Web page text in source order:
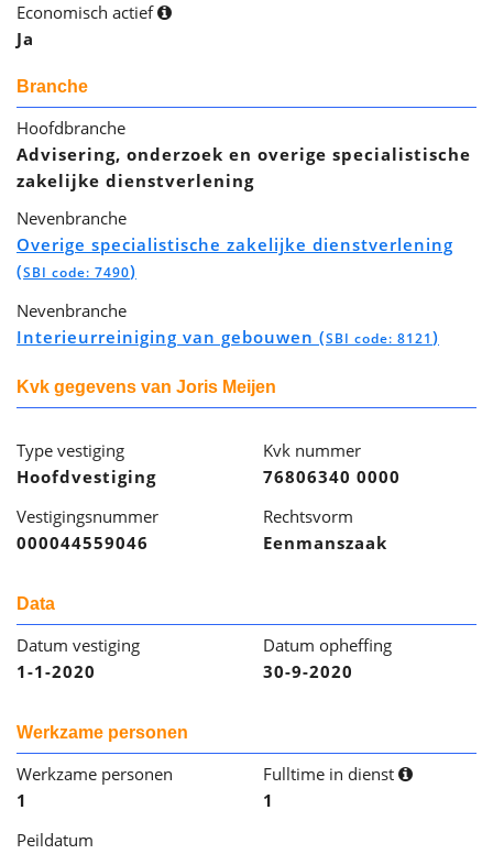
Economisch actief
Ja
Branche
Hoofdbranche
Advisering, onderzoek en overige specialistische
zakelijke dienstverlening
Nevenbranche
Overige specialistische zakelijke dienstverlening
(SBI code: 7490)
Nevenbranche
Interieurreiniging van gebouwen (SBI code: 8121)
Kvk gegevens van Joris Meijen
Type vestiging
Hoofdvestiging
Kvk nummer
76806340 0000
Vestigingsnummer
000044559046
Rechtsvorm
Eenmanszaak
Data
Datum vestiging
1-1-2020
Datum opheffing
30-9-2020
Werkzame personen
Werkzame personen
1
Fulltime in dienst
1
Peildatum